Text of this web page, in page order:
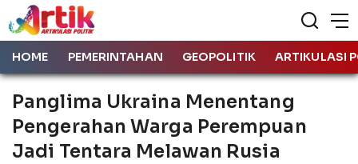
HOME PEMERINTAHAN GEOPOLITIK ARTIKULASI
Panglima Ukraina Menentang
Pengerahan Warga Perempuan
Jadi Tentara Melawan Rusia